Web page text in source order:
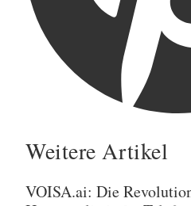
Weitere Artikel
VOISA.ai: Die